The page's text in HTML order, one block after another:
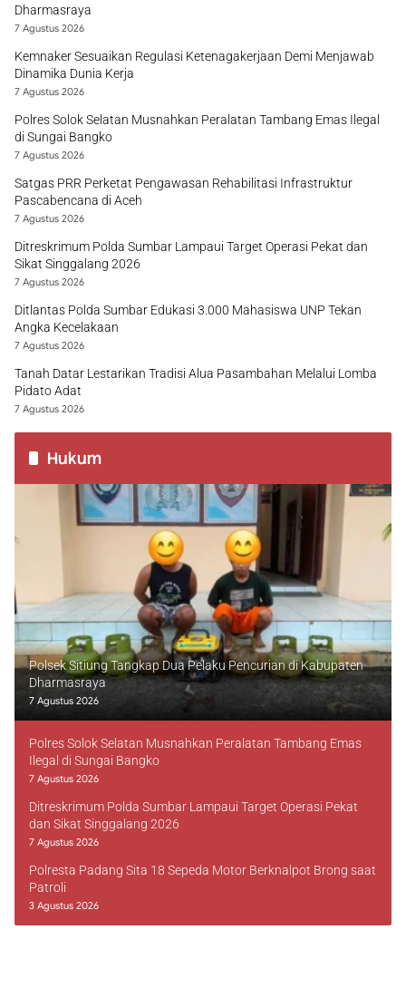
Dharmasraya
7 Agustus 2026
Kemnaker Sesuaikan Regulasi Ketenagakerjaan Demi Menjawab
Dinamika Dunia Kerja
7 Agustus 2026
Polres Solok Selatan Musnahkan Peralatan Tambang Emas Ilegal
di Sungai Bangko
7 Agustus 2026
Satgas PRR Perketat Pengawasan Rehabilitasi Infrastruktur
Pascabencana di Aceh
7 Agustus 2026
Ditreskrimum Polda Sumbar Lampaui Target Operasi Pekat dan
Sikat Singgalang 2026
7 Agustus 2026
Ditlantas Polda Sumbar Edukasi 3.000 Mahasiswa UNP Tekan
Angka Kecelakaan
7 Agustus 2026
Tanah Datar Lestarikan Tradisi Alua Pasambahan Melalui Lomba
Pidato Adat
7 Agustus 2026
Hukum
Polsek Sitiung Tangkap Dua Pelaku Pencurian di Kabupaten
Dharmasraya
7 Agustus 2026
Polres Solok Selatan Musnahkan Peralatan Tambang Emas
Ilegal di Sungai Bangko
7 Agustus 2026
Ditreskrimum Polda Sumbar Lampaui Target Operasi Pekat
dan Sikat Singgalang 2026
7 Agustus 2026
Polresta Padang Sita 18 Sepeda Motor Berknalpot Brong saat
Patroli
3 Agustus 2026